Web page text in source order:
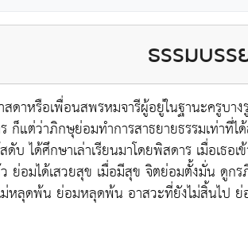
ธรรมบรร
าหรือเพื่อนสพรหมจารีผู้อยู่ในฐานะครูบา
แต่ว่าภิกษุย่อมทำการสาธยายธรรมเท่าที่ไ
ได้ศึกษาเล่าเรียนมาโดยพิสดาร เมื่อเธอ
ย่อมได้เสวยสุข เมื่อมีสุข จิตย่อมตั้งมั่น ดู
หลุดพ้น ย่อมหลุดพ้น อาสวะที่ยังไม่สิ้นไป